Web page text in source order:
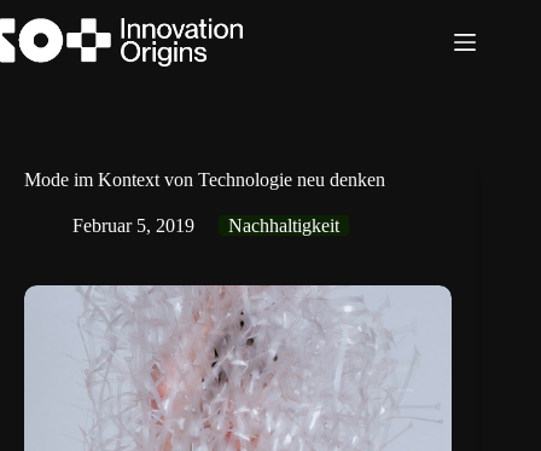
Inhalt
springen
Mode im Kontext von Technologie neu denken
Februar 5, 2019 Nachhaltigkeit